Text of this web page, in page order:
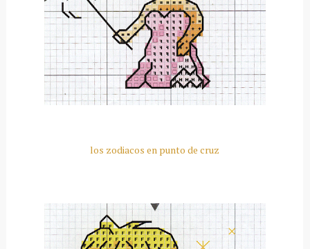
los zodiacos en punto de cruz